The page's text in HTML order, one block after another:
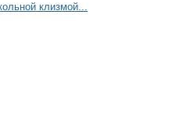
клизмой...